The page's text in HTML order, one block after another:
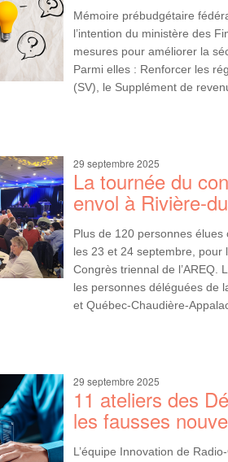
Mémoire prébudgétaire
l’intention du ministère des
mesures pour améliorer la
Parmi elles : Renforcer les
(SV), le Supplément de
29 septembre 2025
La tournée du
envol à Rivière-
Plus de 120 personnes élues
les 23 et 24 septembre, pour
Congrès triennal de l’AREQ.
les personnes déléguées de
et Québec-Chaudière-
29 septembre 2025
11 ateliers des
les fausses
L’équipe Innovation de